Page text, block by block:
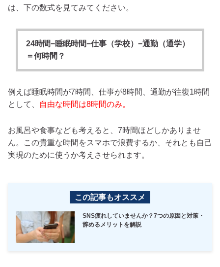
は、下の数式を見てみてください。
24時間−睡眠時間−仕事（学校）−通勤（通学）
＝何時間？
例えば睡眠時間が7時間、仕事が8時間、通勤が往復1時間
として、
自由な時間は8時間のみ。
お風呂や食事なども考えると、7時間ほどしかありませ
ん。この貴重な時間をスマホで浪費するか、それとも自己
実現のために使うか考えさせられます。
この記事もオススメ
SNS疲れしていませんか？7つの原因と対策・
辞めるメリットを解説